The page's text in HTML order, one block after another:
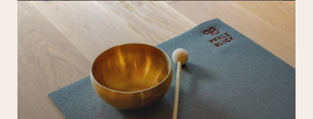
Das Wald Spa Resort
Zimmer & Preise
Wellness
Kulinarium